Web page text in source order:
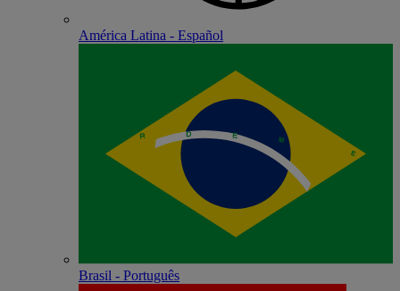
América Latina - Español
Brasil - Português